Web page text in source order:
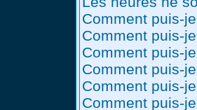
Comment puis-
Comment puis-
Comment puis-
Comment puis-
Comment puis-
Comment puis-